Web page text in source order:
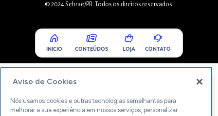
© 2024 Sebrae/PR. Todos os direitos reservados.
INICIO CONTEÚDOS LOJA CONTATO
Aviso de Cookies
Nós usamos cookies e outras tecnologias semelhantes para
melhorar a sua experiência em nossos serviços, personalizar